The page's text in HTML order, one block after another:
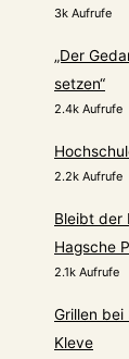
3k Aufrufe
„Der
setzen“
2.4k Aufrufe
2.2k Aufrufe
Bleibt der
Hagsche
2.1k Aufrufe
Grillen
Kleve